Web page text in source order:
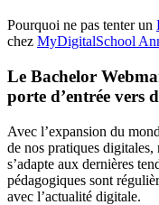
Pourquoi ne pas tenter un
chez MyDigitalSchool
Le Bachelor
porte d’entrée vers
Avec l’expansion du
de nos pratiques
s’adapte aux dernières
pédagogiques sont
avec l’actualité digitale.